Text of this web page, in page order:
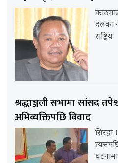
दलका
राष्ट्रिय
श्रद्धाञ्जली सभामा सांसद
अभिव्यक्तिपछि विवाद
सिरहा
घटनामा